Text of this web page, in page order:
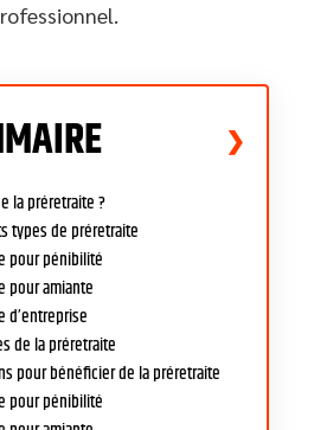
la préretraite ?
types de préretraite
pour pénibilité
pour amiante
d’entreprise
de la préretraite
pour bénéficier de la préretraite
pour pénibilité